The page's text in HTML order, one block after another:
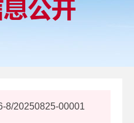
8/20250825-00001